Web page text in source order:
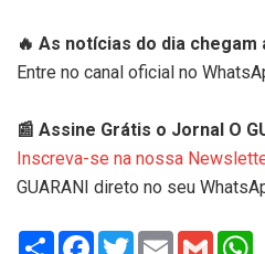
🔥 As notícias do dia chegam
Entre no canal oficial no
📰 Assine Grátis o Jornal O
Inscreva-se na nossa
GUARANI direto no seu
Share Facebook
TwitterEmail Gmail